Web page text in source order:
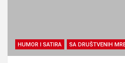
HUMOR I SATIRA SA DRUŠTVENIH